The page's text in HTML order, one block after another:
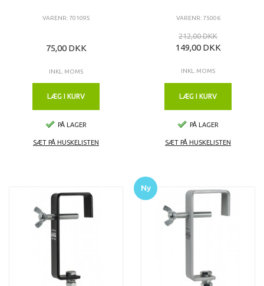
VARENR: 70109S
75,00 DKK
INKL. MOMS
LÆG I KURV
PÅ LAGER
SÆT PÅ HUSKELISTEN
VARENR: 75006
212,00 DKK
149,00 DKK
INKL. MOMS
LÆG I KURV
PÅ LAGER
SÆT PÅ HUSKELISTEN
Ny